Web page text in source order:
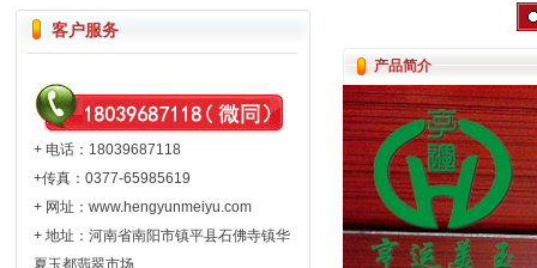
客户服务
+ 电话：18039687118
+传真：0377-65985619
+ 网址： www.hengyunmeiyu.com
+ 地址：河南省南阳市镇平县石佛寺镇华
夏玉都翡翠市场
产品简介